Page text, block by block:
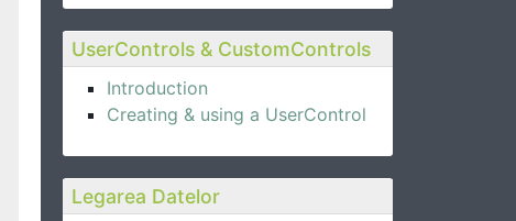
UserControls & CustomControls
Introduction
Creating & using a UserControl
Legarea Datelor